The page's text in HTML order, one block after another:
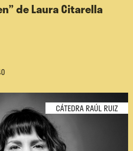
de Laura Citarella
CÁTEDRA RAÚL RUIZ